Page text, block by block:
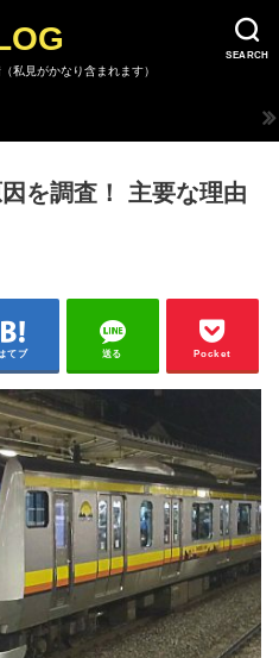
SEARCH
私見がかなり含まれます）
を調査！ 主要な理由
てブ 送る Pocket